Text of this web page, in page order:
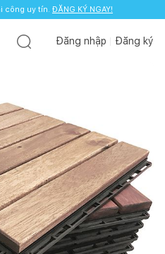
công uy tín. ĐĂNG KÝ NGAY!
Đăng nhập Đăng ký